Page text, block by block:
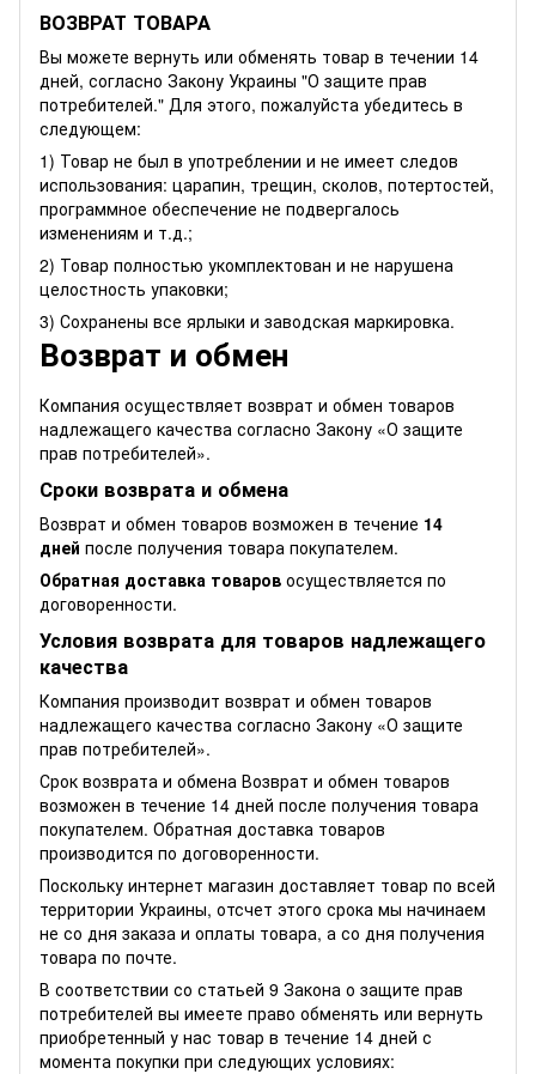
ВОЗВРАТ ТОВАРА
Вы можете вернуть или обменять товар в течении 14
дней, согласно Закону Украины "О защите прав
потребителей." Для этого, пожалуйста убедитесь в
следующем:
1) Товар не был в употреблении и не имеет следов
использования: царапин, трещин, сколов, потертостей,
программное обеспечение не подвергалось
изменениям и т.д.;
2) Товар полностью укомплектован и не нарушена
целостность упаковки;
3) Сохранены все ярлыки и заводская маркировка.
Возврат и обмен
Компания осуществляет возврат и обмен товаров
надлежащего качества согласно Закону «О защите
прав потребителей».
Сроки возврата и обмена
Возврат и обмен товаров возможен в течение 14
дней после получения товара покупателем.
Обратная доставка товаров осуществляется по
договоренности.
Условия возврата для товаров надлежащего
качества
Компания производит возврат и обмен товаров
надлежащего качества согласно Закону «О защите
прав потребителей».
Срок возврата и обмена Возврат и обмен товаров
возможен в течение 14 дней после получения товара
покупателем. Обратная доставка товаров
производится по договоренности.
Поскольку интернет магазин доставляет товар по всей
территории Украины, отсчет этого срока мы начинаем
не со дня заказа и оплаты товара, а со дня получения
товара по почте.
В соответствии со статьей 9 Закона о защите прав
потребителей вы имеете право обменять или вернуть
приобретенный у нас товар в течение 14 дней с
момента покупки при следующих условиях: